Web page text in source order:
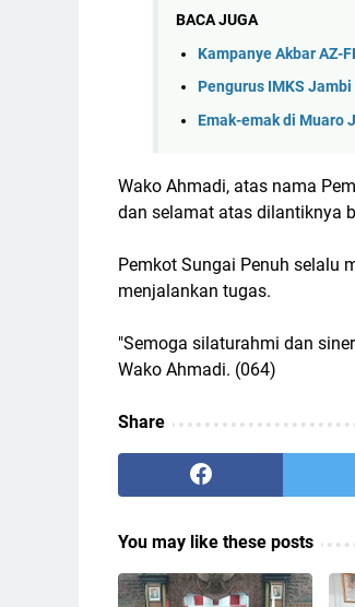
BACA JUGA
Kampanye Akbar AZ-
Pengurus IMKS
Emak-emak di Muaro
Wako Ahmadi, atas nama
dan selamat atas dilantiknya
Pemkot Sungai Penuh selalu
menjalankan tugas.
"Semoga silaturahmi dan
Wako Ahmadi. (064)
Share
You may like these posts